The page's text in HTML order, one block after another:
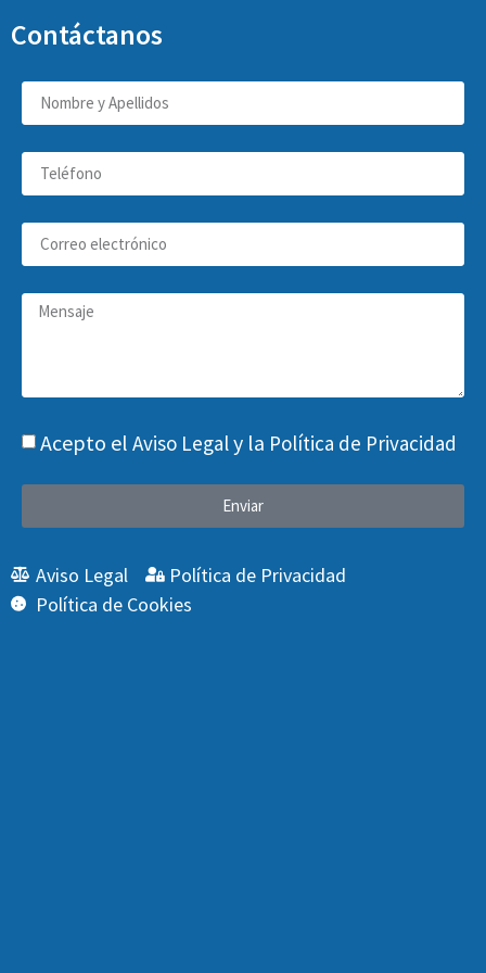
Contáctanos
Acepto el Aviso Legaly la Política de Privacidad
Enviar
Aviso Legal
Política de Privacidad
Política de Cookies